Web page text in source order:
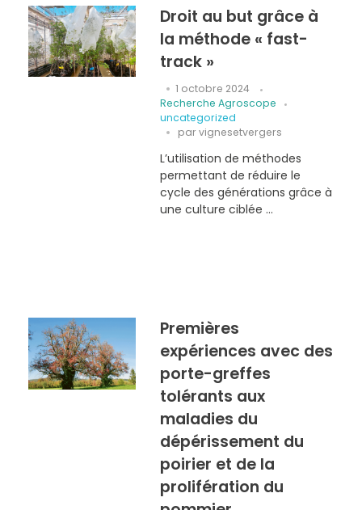
Droit au but grâce à
la méthode « fast-
track »
1 octobre 2024
Recherche Agroscope
uncategorized
par vignesetvergers
L’utilisation de méthodes
permettant de réduire le
cycle des générations grâce à
une culture ciblée ...
Premières
expériences avec des
porte-greffes
tolérants aux
maladies du
dépérissement du
poirier et de la
prolifération du